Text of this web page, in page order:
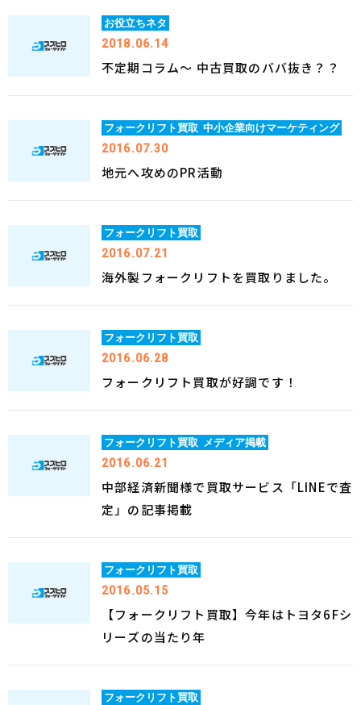
お役立ちネタ
2018.06.14
不定期コラム～ 中古買取のババ抜き？？
フォークリフト買取 中小企業向けマーケティング
2016.07.30
地元へ攻めのPR活動
フォークリフト買取
2016.07.21
海外製フォークリフトを買取りました。
フォークリフト買取
2016.06.28
フォークリフト買取が好調です！
フォークリフト買取 メディア掲載
2016.06.21
中部経済新聞様で買取サービス「LINEで査
定」の記事掲載
フォークリフト買取
2016.05.15
【フォークリフト買取】今年はトヨタ6Fシ
リーズの当たり年
フォークリフト買取